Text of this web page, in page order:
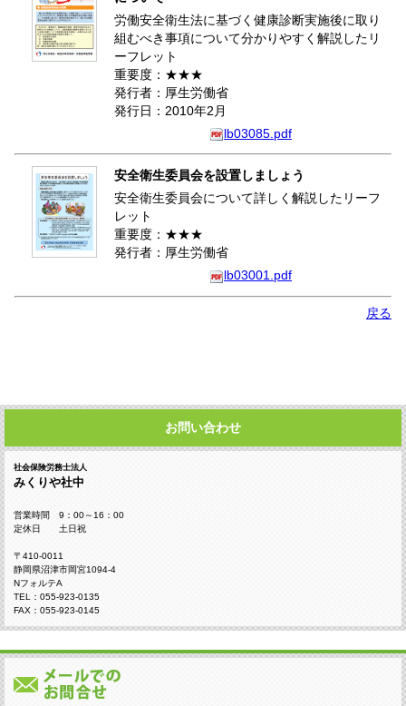
労働安全衛生法に基づく健康診断実施後に取り
組むべき事項について分かりやすく解説したリ
ーフレット
重要度：★★★
発行者：厚生労働省
発行日：2010年2月
lb03085.pdf
安全衛生委員会を設置しましょう
安全衛生委員会について詳しく解説したリーフ
レット
重要度：★★★
発行者：厚生労働省
lb03001.pdf
戻る
お問い合わせ
社会保険労務士法人
みくりや社中
営業時間 9：00～16：00
定休日 土日祝
〒410-0011
静岡県沼津市岡宮1094-4
NフォルテA
TEL：055-923-0135
FAX：055-923-0145